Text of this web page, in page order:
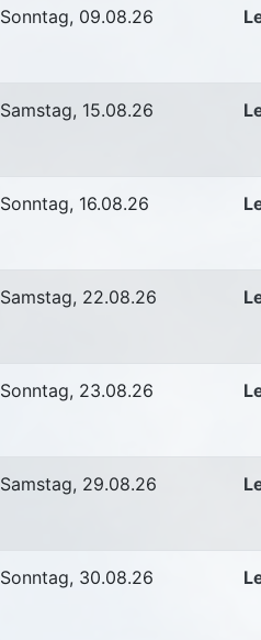
Sonntag, 09.08.26
Samstag, 15.08.26
Sonntag, 16.08.26
Samstag, 22.08.26
Sonntag, 23.08.26
Samstag, 29.08.26
Sonntag, 30.08.26